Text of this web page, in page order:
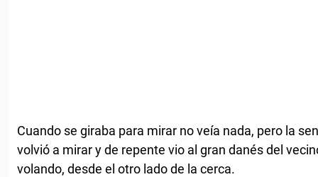
Cuando se giraba para mirar no veía nada, pero la
volvió a mirar y de repente vio al gran danés del
volando, desde el otro lado de la cerca.